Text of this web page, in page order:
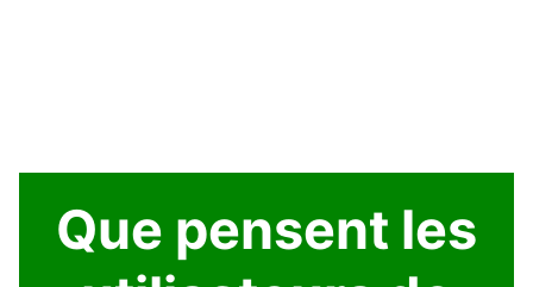
Que pensent les